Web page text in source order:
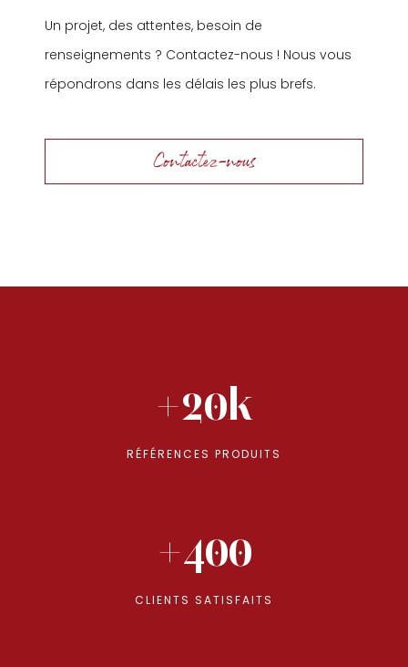
Un projet, des attentes, besoin de
renseignements ? Contactez-nous ! Nous vous
répondrons dans les délais les plus brefs.
Contactez-nous
+20k
RÉFÉRENCES PRODUITS
+400
CLIENTS SATISFAITS